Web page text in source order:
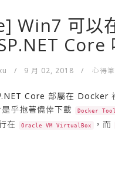
Win7 可以
Core
/ 9 月 02, 2018 / 心得
Core 部屬在 Docker
乎抱著僥倖下載 Docker
在 Oracle VM VirtualBox ，而